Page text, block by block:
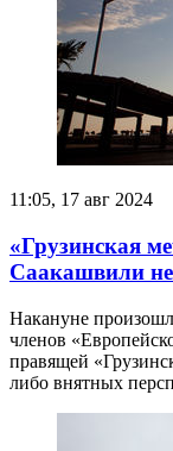
11:05, 17 авг 2024
«Грузинская
Саакашвили
Накануне
членов
правящей
либо внятных